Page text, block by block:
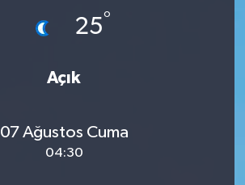
25°
Açık
07 Ağustos Cuma
04:30